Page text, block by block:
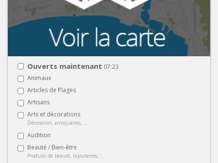
Ouverts maintenant 07:23
Animaux
Articles de Plages
Artisans
Arts et décorations
Décoration, antiquaires, ...
Audition
Beauté / Bien-être
Produits de beauté, bijouteries, ...